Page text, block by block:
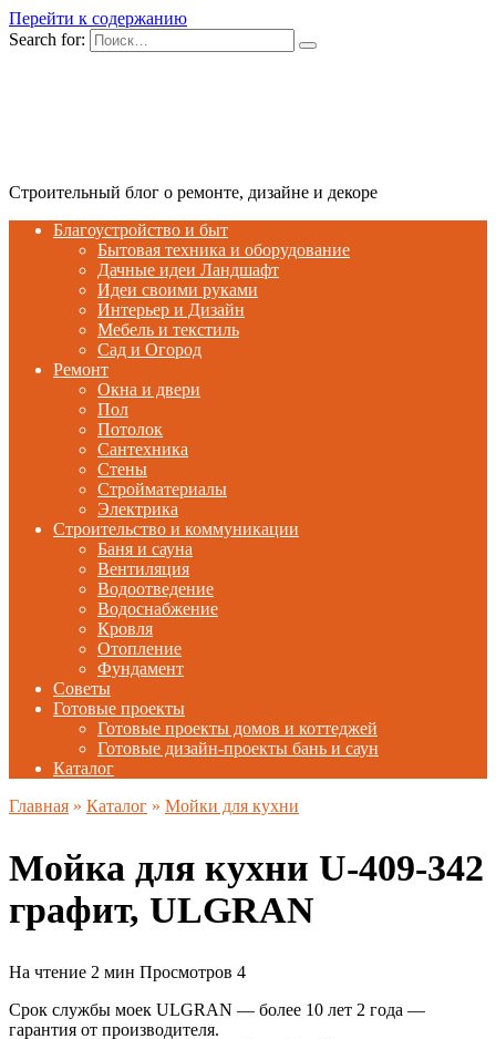
Перейти к содержанию
Search for:
Строительный блог о ремонте, дизайне и декоре
Благоустройство и быт
Бытовая техника и оборудование
Дачные идеи Ландшафт
Идеи своими руками
Интерьер и Дизайн
Мебель и текстиль
Сад и Огород
Ремонт
Окна и двери
Пол
Потолок
Сантехника
Стены
Стройматериалы
Электрика
Строительство и коммуникации
Баня и сауна
Вентиляция
Водоотведение
Водоснабжение
Кровля
Отопление
Фундамент
Советы
Готовые проекты
Готовые проекты домов и коттеджей
Готовые дизайн-проекты бань и саун
Каталог
Главная » Каталог » Мойки для кухни
Мойка для кухни U-409-342
графит, ULGRAN
На чтение 2 мин Просмотров 4
Срок службы моек ULGRAN — более 10 лет 2 года —
гарантия от производителя.